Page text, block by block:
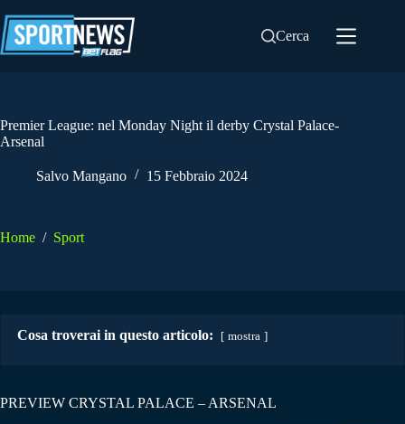
al
contenuto
Cerca
Premier League: nel Monday Night il derby Crystal Palace-
Arsenal
Salvo Mangano 15 Febbraio 2024
Home / Sport
Cosa troverai in questo articolo: mostra
PREVIEW CRYSTAL PALACE – ARSENAL